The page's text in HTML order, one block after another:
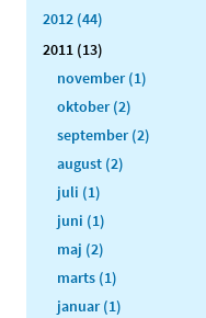
2012 (44)
2011 (13)
november (1)
oktober (2)
september (2)
august (2)
juli (1)
juni (1)
maj (2)
marts (1)
januar (1)